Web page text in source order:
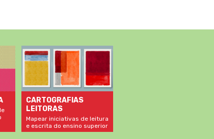
CARTOGRAFIAS
LEITORAS
Mapear iniciativas de leitura
e escrita do ensino superior